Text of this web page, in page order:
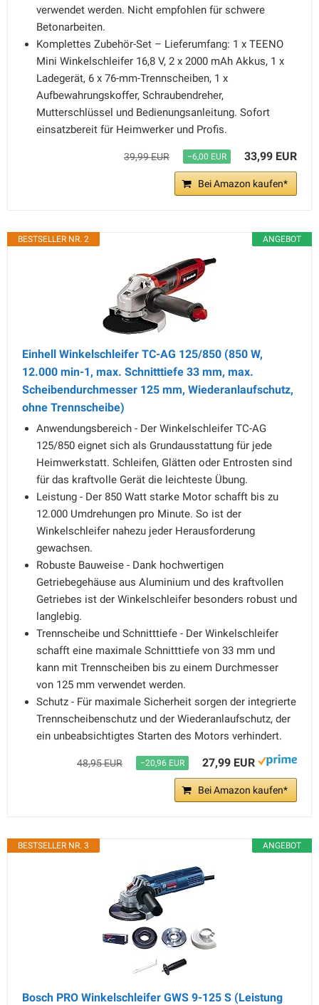
verwendet werden. Nicht empfohlen für schwere
Betonarbeiten.
Komplettes Zubehör-Set – Lieferumfang: 1 x TEENO
Mini Winkelschleifer 16,8 V, 2 x 2000 mAh Akkus, 1 x
Ladegerät, 6 x 76-mm-Trennscheiben, 1 x
Aufbewahrungskoffer, Schraubendreher,
Mutterschlüssel und Bedienungsanleitung. Sofort
einsatzbereit für Heimwerker und Profis.
39,99 EUR −6,00 EUR 33,99 EUR
Bei Amazon kaufen*
ANGEBOT
BESTSELLER NR. 2
Einhell Winkelschleifer TC-AG 125/850 (850 W,
12.000 min-1, max. Schnitttiefe 33 mm, max.
Scheibendurchmesser 125 mm, Wiederanlaufschutz,
ohne Trennscheibe)
Anwendungsbereich - Der Winkelschleifer TC-AG
125/850 eignet sich als Grundausstattung für jede
Heimwerkstatt. Schleifen, Glätten oder Entrosten sind
für das kraftvolle Gerät die leichteste Übung.
Leistung - Der 850 Watt starke Motor schafft bis zu
12.000 Umdrehungen pro Minute. So ist der
Winkelschleifer nahezu jeder Herausforderung
gewachsen.
Robuste Bauweise - Dank hochwertigen
Getriebegehäuse aus Aluminium und des kraftvollen
Getriebes ist der Winkelschleifer besonders robust und
langlebig.
Trennscheibe und Schnitttiefe - Der Winkelschleifer
schafft eine maximale Schnitttiefe von 33 mm und
kann mit Trennscheiben bis zu einem Durchmesser
von 125 mm verwendet werden.
Schutz - Für maximale Sicherheit sorgen der integrierte
Trennscheibenschutz und der Wiederanlaufschutz, der
ein unbeabsichtigtes Starten des Motors verhindert.
48,95 EUR −20,96 EUR 27,99 EUR
Bei Amazon kaufen*
ANGEBOT
BESTSELLER NR. 3
Bosch PRO Winkelschleifer GWS 9-125 S (Leistung